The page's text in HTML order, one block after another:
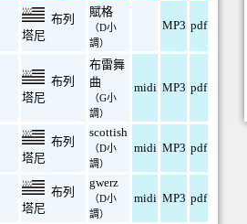
布列
塔尼
賦格
（D小
調）
MP3 pdf
布列
塔尼
布雷舞
曲
（G小
調）
midi MP3 pdf
布列
塔尼
scottish
（D小
調）
midi MP3 pdf
布列
塔尼
gwerz
（D小
調）
midi MP3 pdf